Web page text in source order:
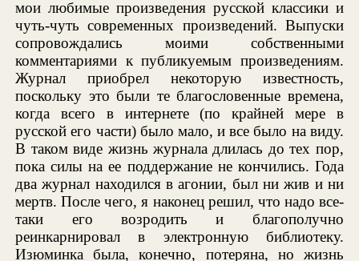
мои любимые произведения русской классики и
чуть-чуть современных произведений. Выпуски
сопровождались моими собственными
комментариями к публикуемым произведениям.
Журнал приобрел некоторую известность,
поскольку это были те благословенные времена,
когда всего в интернете (по крайней мере в
русской его части) было мало, и все было на виду.
В таком виде жизнь журнала длилась до тех пор,
пока силы на ее поддержание не кончились. Года
два журнал находился в агонии, был ни жив и ни
мертв. После чего, я наконец решил, что надо все-
таки его возродить и благополучно
реинкарнировал в электронную библиотеку.
Изюминка была, конечно, потеряна, но жизнь